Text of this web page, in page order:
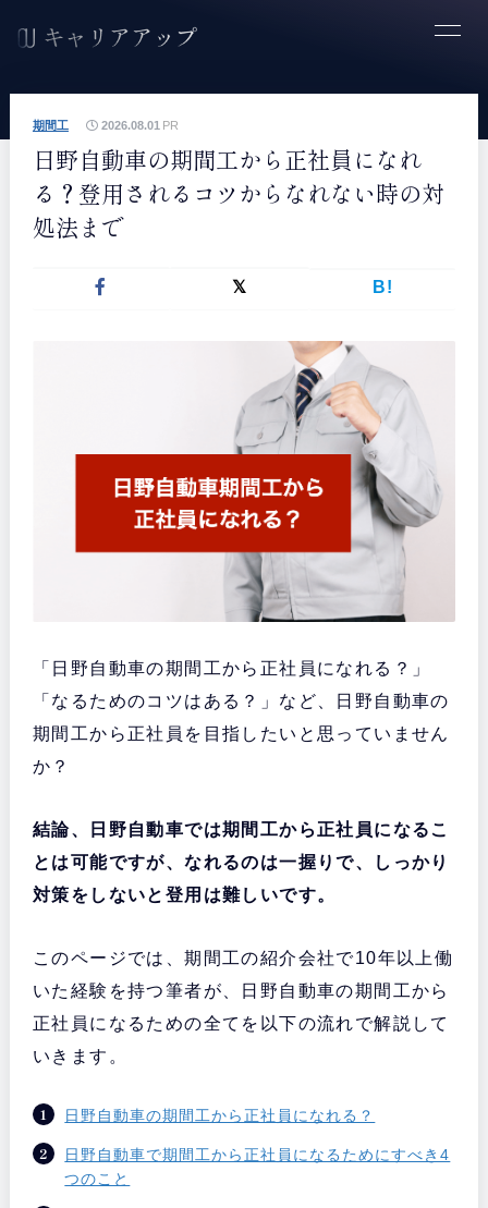
PR
期間工 2026.08.01
日野自動車の期間工から正社員になれ
る？登用されるコツからなれない時の対
処法まで
B!
「日野自動車の期間工から正社員になれる？」
「なるためのコツはある？」など、日野自動車の
期間工から正社員を目指したいと思っていません
か？
結論、日野自動車では期間工から正社員になるこ
とは可能ですが、なれるのは一握りで、しっかり
対策をしないと登用は難しいです。
このページでは、期間工の紹介会社で10年以上働
いた経験を持つ筆者が、日野自動車の期間工から
正社員になるための全てを以下の流れで解説して
いきます。
日野自動車の期間工から正社員になれる？
日野自動車で期間工から正社員になるためにすべき4
つのこと